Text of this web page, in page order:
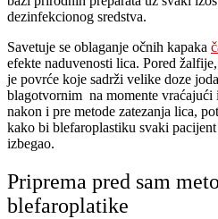
dezinfekcionog sredstva.
Savetuje se oblaganje očnih kapaka
efekte naduvenosti lica. Pored
je povrće koje sadrži velike doze
blagotvornim na momente vraćajući
nakon i pre metode zatezanja lica,
kako bi blefaroplastiku svaki
izbegao.
Priprema pred sam
blefaroplatike